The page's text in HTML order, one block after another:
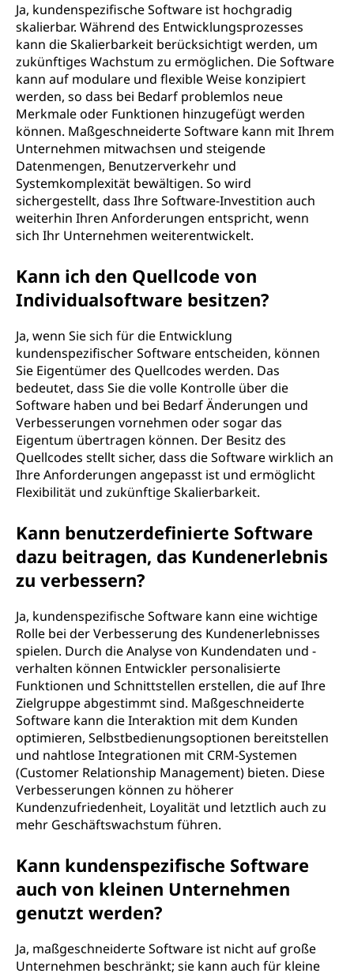
Ja, kundenspezifische Software ist hochgradig
skalierbar. Während des Entwicklungsprozesses
kann die Skalierbarkeit berücksichtigt werden, um
zukünftiges Wachstum zu ermöglichen. Die Software
kann auf modulare und flexible Weise konzipiert
werden, so dass bei Bedarf problemlos neue
Merkmale oder Funktionen hinzugefügt werden
können. Maßgeschneiderte Software kann mit Ihrem
Unternehmen mitwachsen und steigende
Datenmengen, Benutzerverkehr und
Systemkomplexität bewältigen. So wird
sichergestellt, dass Ihre Software-Investition auch
weiterhin Ihren Anforderungen entspricht, wenn
sich Ihr Unternehmen weiterentwickelt.
Kann ich den Quellcode von
Individualsoftware besitzen?
Ja, wenn Sie sich für die Entwicklung
kundenspezifischer Software entscheiden, können
Sie Eigentümer des Quellcodes werden. Das
bedeutet, dass Sie die volle Kontrolle über die
Software haben und bei Bedarf Änderungen und
Verbesserungen vornehmen oder sogar das
Eigentum übertragen können. Der Besitz des
Quellcodes stellt sicher, dass die Software wirklich an
Ihre Anforderungen angepasst ist und ermöglicht
Flexibilität und zukünftige Skalierbarkeit.
Kann benutzerdefinierte Software
dazu beitragen, das Kundenerlebnis
zu verbessern?
Ja, kundenspezifische Software kann eine wichtige
Rolle bei der Verbesserung des Kundenerlebnisses
spielen. Durch die Analyse von Kundendaten und -
verhalten können Entwickler personalisierte
Funktionen und Schnittstellen erstellen, die auf Ihre
Zielgruppe abgestimmt sind. Maßgeschneiderte
Software kann die Interaktion mit dem Kunden
optimieren, Selbstbedienungsoptionen bereitstellen
und nahtlose Integrationen mit CRM-Systemen
(Customer Relationship Management) bieten. Diese
Verbesserungen können zu höherer
Kundenzufriedenheit, Loyalität und letztlich auch zu
mehr Geschäftswachstum führen.
Kann kundenspezifische Software
auch von kleinen Unternehmen
genutzt werden?
Ja, maßgeschneiderte Software ist nicht auf große
Unternehmen beschränkt; sie kann auch für kleine